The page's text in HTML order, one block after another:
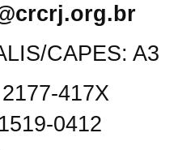
CAPES: A3
417X
0412